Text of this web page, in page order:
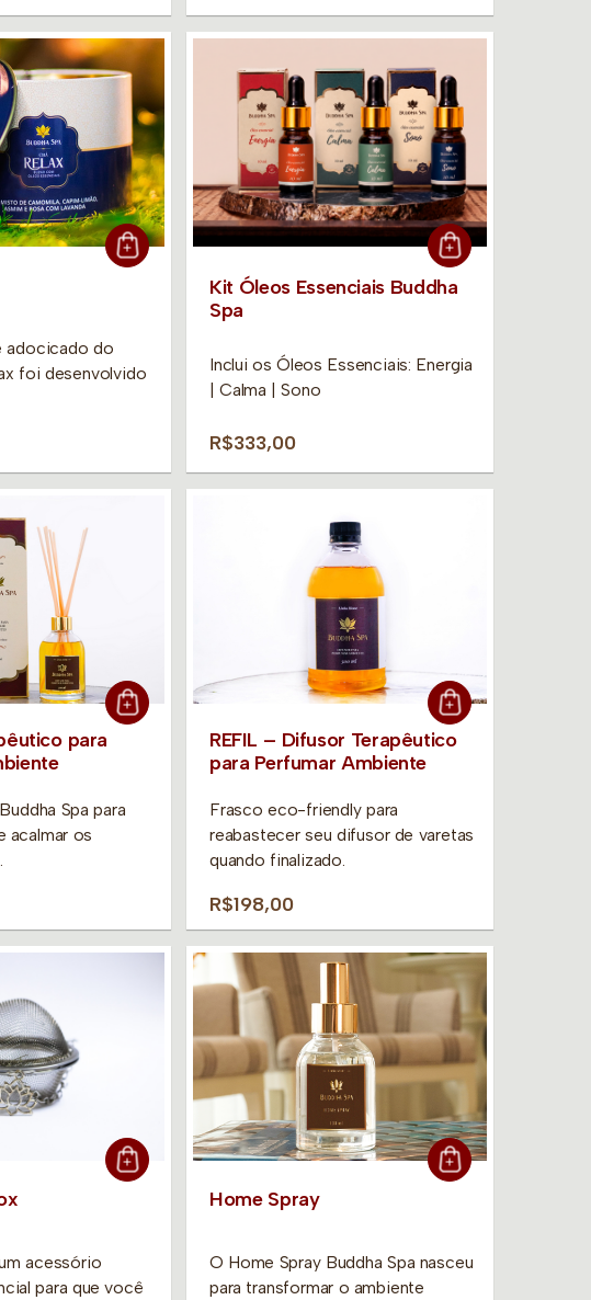
adocicado do
foi desenvolvido
Kit Óleos Essenciais Buddha
Spa
Inclui os Óleos Essenciais: Energia
| Calma | Sono
R$333,00
para
Spa para
acalmar os
REFIL – Difusor Terapêutico
para Perfumar Ambiente
Frasco eco-friendly para
reabastecer seu difusor de varetas
quando finalizado.
R$198,00
acessório
para que você
Home Spray
O Home Spray Buddha Spa nasceu
para transformar o ambiente